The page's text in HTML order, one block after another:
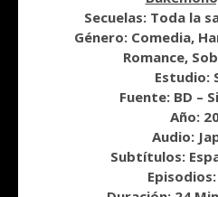
Secuelas: Toda la
Género: Comedia,
Romance,
Estudio:
Fuente: BD –
Año:
Audio:
Subtítulos: